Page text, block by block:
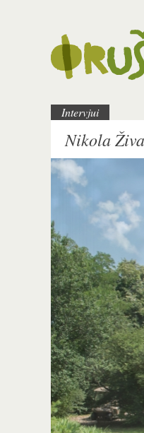
Intervjui
Nikola